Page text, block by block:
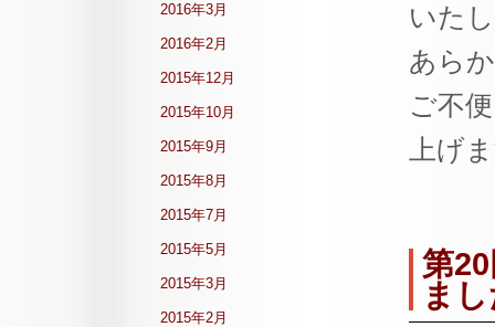
いた
あら
ご不
上げ
第
ま
2016年3月
2016年2月
2015年12月
2015年10月
2015年9月
2015年8月
2015年7月
2015年5月
2015年3月
2015年2月